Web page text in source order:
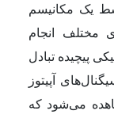
یک مکانیسم
مختلف انجام
پیچیده تبادل
آپیتوز
می‌شود که